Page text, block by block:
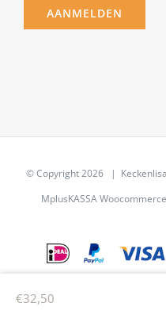
€32,50
© Copyright2026 |
MplusKASSA Woocommerce